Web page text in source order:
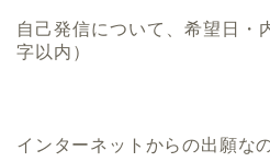
自己発信について、希望日・
字以内）
インターネットからの出願な